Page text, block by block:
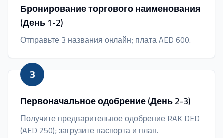
Бронирование торгового наименования
(День 1-2)
Отправьте 3 названия онлайн; плата AED 600.
3
Первоначальное одобрение (День 2-3)
Получите предварительное одобрение RAK DED
(AED 250); загрузите паспорта и план.